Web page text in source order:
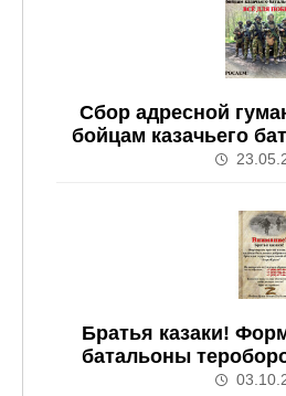
Сбор адресной
бойцам казачьего
Братья казаки!
батальоны